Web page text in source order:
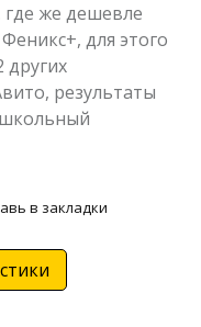
же дешевле
для этого
других
результаты
в закладки